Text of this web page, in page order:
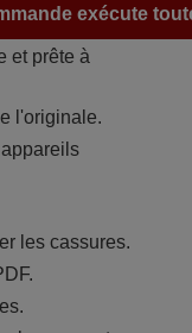
exécute
et prête à
l'originale.
les cassures.